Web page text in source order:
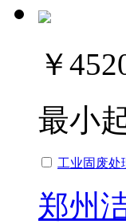
￥
最小
工业固废处
郑州